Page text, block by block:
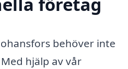
behöver inte
hjälp av vår